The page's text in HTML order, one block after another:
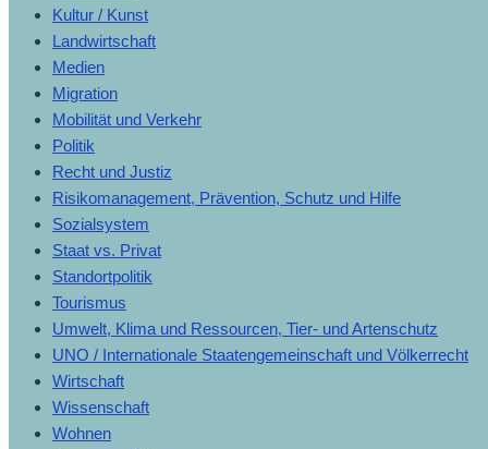
Kultur / Kunst
Landwirtschaft
Medien
Migration
Mobilität und Verkehr
Politik
Recht und Justiz
Risikomanagement, Prävention, Schutz und Hilfe
Sozialsystem
Staat vs. Privat
Standortpolitik
Tourismus
Umwelt, Klima und Ressourcen, Tier- und Artenschutz
UNO / Internationale Staatengemeinschaft und Völkerrecht
Wirtschaft
Wissenschaft
Wohnen